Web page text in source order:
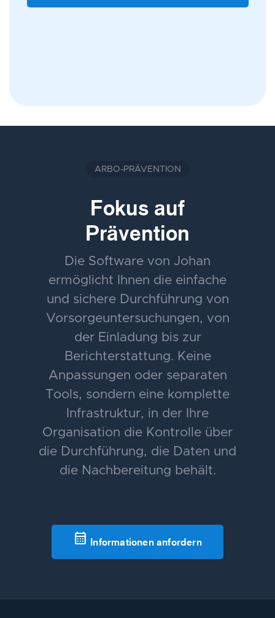
ARBO-PRÄVENTION
Fokus auf
Prävention
Die Software von Johan
ermöglicht Ihnen die einfache
und sichere Durchführung von
Vorsorgeuntersuchungen, von
der Einladung bis zur
Berichterstattung. Keine
Anpassungen oder separaten
Tools, sondern eine komplette
Infrastruktur, in der Ihre
Organisation die Kontrolle über
die Durchführung, die Daten und
die Nachbereitung behält.
calendar_month Informationen anfordern